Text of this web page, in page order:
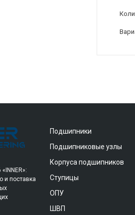
и поставка
Подшипники
Подшипниковые узлы
Корпуса подшипников
Ступицы
ОПУ
ШВП